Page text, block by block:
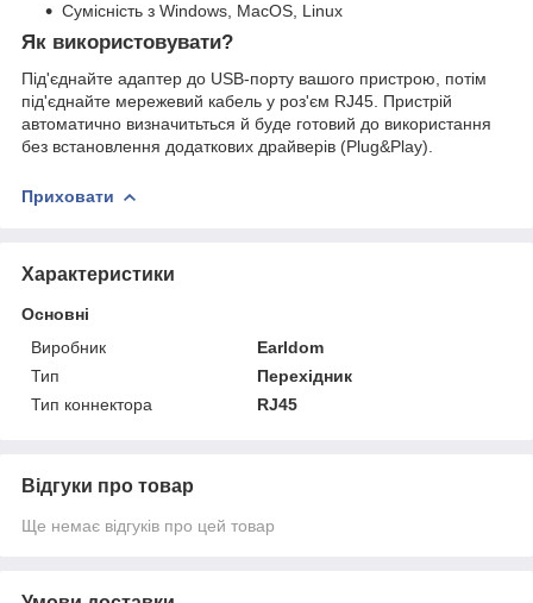
Сумісність з Windows, MacOS, Linux
Як використовувати?
Під'єднайте адаптер до USB-порту вашого пристрою, потім
під'єднайте мережевий кабель у роз'єм RJ45. Пристрій
автоматично визначитьться й буде готовий до використання
без встановлення додаткових драйверів (Plug&Play).
Приховати
Характеристики
Основні
Виробник
Earldom
Тип
Перехідник
Тип коннектора
RJ45
Відгуки про товар
Ще немає відгуків про цей товар